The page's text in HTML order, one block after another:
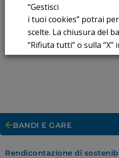
3 4
BANDI E GARE
Rendicontazione di
“Gestisci
i tuoi cookies” potrai
scelte. La chiusura del
“Rifiuta tutti” o sulla “X”
comporta il permanere
Per maggiori
nostra
Informativa sui dati